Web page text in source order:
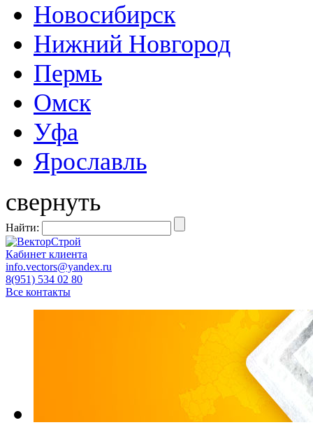
Новосибирск
Нижний Новгород
Пермь
Омск
Уфа
Ярославль
свернуть
Найти:
Кабинет клиента
info.vectors@yandex.ru
8(951) 534 02 80
Все контакты